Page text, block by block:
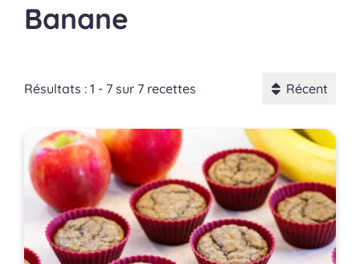
Banane
Résultats : 1 - 7 sur 7 recettes Récent